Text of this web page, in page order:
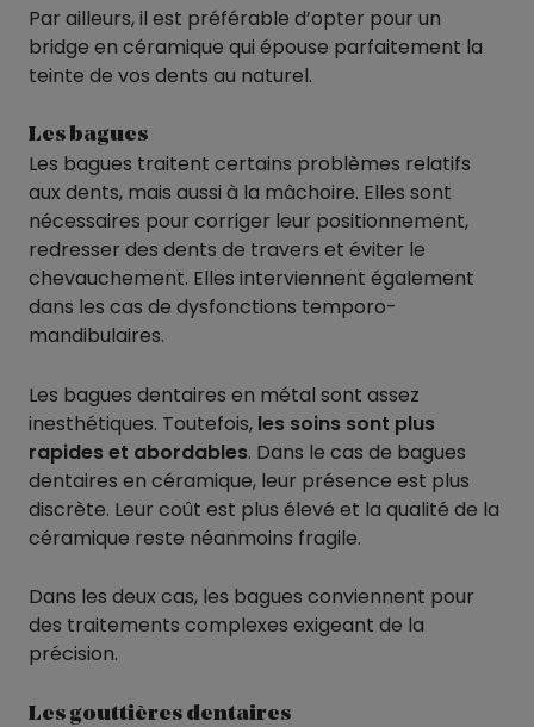
Par ailleurs, il est préférable d’opter pour un
bridge en céramique qui épouse parfaitement la
teinte de vos dents au naturel.
Les bagues
Les bagues traitent certains problèmes relatifs
aux dents, mais aussi à la mâchoire. Elles sont
nécessaires pour corriger leur positionnement,
redresser des dents de travers et éviter le
chevauchement. Elles interviennent également
dans les cas de dysfonctions temporo-
mandibulaires.
Les bagues dentaires en métal sont assez
inesthétiques. Toutefois, les soins sont plus
rapides et abordables. Dans le cas de bagues
dentaires en céramique, leur présence est plus
discrète. Leur coût est plus élevé et la qualité de la
céramique reste néanmoins fragile.
Dans les deux cas, les bagues conviennent pour
des traitements complexes exigeant de la
précision.
Les gouttières dentaires